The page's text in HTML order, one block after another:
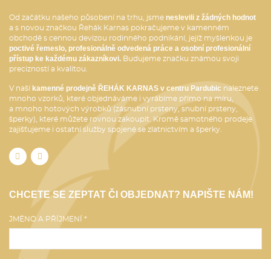
Od začátku našeho působení na trhu, jsme neslevili z žádných hodnot
a s novou značkou Řehák Karnas pokračujeme v kamenném
obchodě s cennou devizou rodinného podnikání, jejíž myšlenkou je
poctivé řemeslo, profesionálně odvedená práce a osobní profesionální
přístup ke každému zákazníkovi. Budujeme značku známou svoji
precizností a kvalitou.
V naší kamenné prodejně ŘEHÁK KARNAS v centru Pardubic naleznete
mnoho vzorků, které objednáváme i vyrábíme přímo na míru,
a mnoho hotových výrobků (zásnubní prsteny, snubní prsteny,
šperky), které můžete rovnou zakoupit. Kromě samotného prodeje
zajišťujeme i ostatní služby spojené se zlatnictvím a šperky.
CHCETE SE ZEPTAT ČI OBJEDNAT? NAPIŠTE NÁM!
JMÉNO A PŘÍJMENÍ *